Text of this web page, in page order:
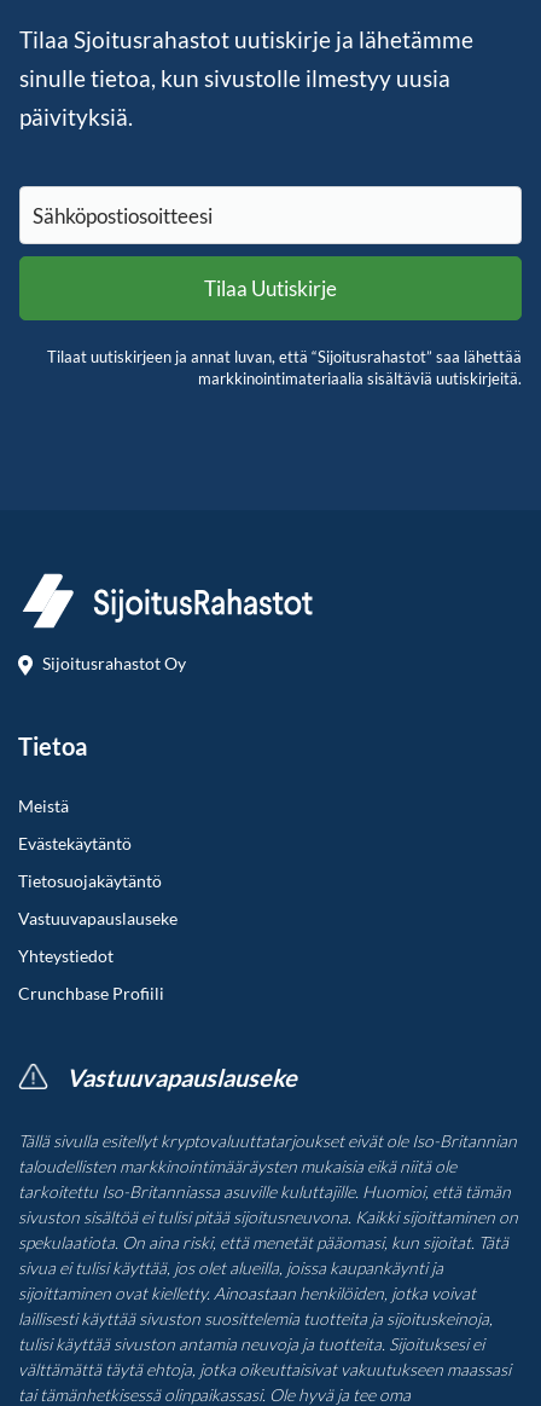
Tilaa Sjoitusrahastot uutiskirje ja lähetämme
sinulle tietoa, kun sivustolle ilmestyy uusia
päivityksiä.
Tilaat uutiskirjeen ja annat luvan, että “Sijoitusrahastot” saa lähettää
markkinointimateriaalia sisältäviä uutiskirjeitä.
Sijoitusrahastot Oy
Tietoa
Meistä
Evästekäytäntö
Tietosuojakäytäntö
Vastuuvapauslauseke
Yhteystiedot
Crunchbase Profiili
Vastuuvapauslauseke
Tällä sivulla esitellyt kryptovaluuttatarjoukset eivät ole Iso-Britannian
taloudellisten markkinointimääräysten mukaisia eikä niitä ole
tarkoitettu Iso-Britanniassa asuville kuluttajille. Huomioi, että tämän
sivuston sisältöä ei tulisi pitää sijoitusneuvona. Kaikki sijoittaminen on
spekulaatiota. On aina riski, että menetät pääomasi, kun sijoitat. Tätä
sivua ei tulisi käyttää, jos olet alueilla, joissa kaupankäynti ja
sijoittaminen ovat kielletty. Ainoastaan henkilöiden, jotka voivat
laillisesti käyttää sivuston suosittelemia tuotteita ja sijoituskeinoja,
tulisi käyttää sivuston antamia neuvoja ja tuotteita. Sijoituksesi ei
välttämättä täytä ehtoja, jotka oikeuttaisivat vakuutukseen maassasi
tai tämänhetkisessä olinpaikassasi. Ole hyvä ja tee oma